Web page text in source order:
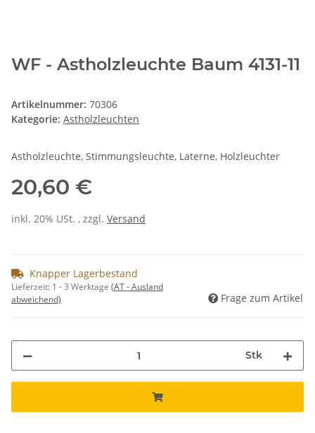
WF - Astholzleuchte Baum 4131-11
Artikelnummer: 70306
Kategorie: Astholzleuchten
Astholzleuchte, Stimmungsleuchte, Laterne, Holzleuchter
20,60 €
inkl. 20% USt. , zzgl. Versand
Knapper Lagerbestand
Lieferzeit: 1 - 3 Werktage (AT - Ausland
abweichend)
Frage zum Artikel
Stk